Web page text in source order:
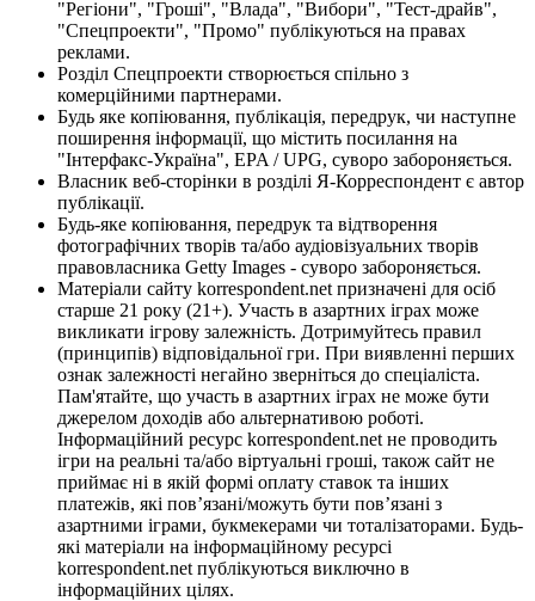
"Регіони", "Гроші", "Влада", "Вибори", "Тест-драйв",
"Спецпроекти", "Промо" публікуються на правах
реклами.
Розділ Спецпроекти створюється спільно з
комерційними партнерами.
Будь яке копіювання, публікація, передрук, чи наступне
поширення інформації, що містить посилання на
"Інтерфакс-Україна", EPA / UPG, суворо забороняється.
Власник веб-сторінки в розділі Я-Корреспондент є автор
публікації.
Будь-яке копіювання, передрук та відтворення
фотографічних творів та/або аудіовізуальних творів
правовласника Getty Images - суворо забороняється.
Матеріали сайту korrespondent.net призначені для осіб
старше 21 року (21+). Участь в азартних іграх може
викликати ігрову залежність. Дотримуйтесь правил
(принципів) відповідальної гри. При виявленні перших
ознак залежності негайно зверніться до спеціаліста.
Пам'ятайте, що участь в азартних іграх не може бути
джерелом доходів або альтернативою роботі.
Інформаційний ресурс korrespondent.net не проводить
ігри на реальні та/або віртуальні гроші, також сайт не
приймає ні в якій формі оплату ставок та інших
платежів, які пов’язані/можуть бути пов’язані з
азартними іграми, букмекерами чи тоталізаторами. Будь-
які матеріали на інформаційному ресурсі
korrespondent.net публікуються виключно в
інформаційних цілях.